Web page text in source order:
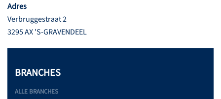
Adres
Verbruggestraat 2
3295 AX 'S-GRAVENDEEL
BRANCHES
ALLE BRANCHES